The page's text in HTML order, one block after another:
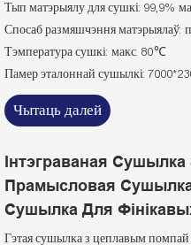
Тып матэрыялу для сушкі: 99,9%
Спосаб размяшчэння матэрыялаў:
Тэмпература сушкі: макс. 80℃
Памер эталоннай сушылкі:
Чытаць далей
Інтэграваная
Прамысловая
Сушылка Для
Гэтая сушылка з цеплавым помпай